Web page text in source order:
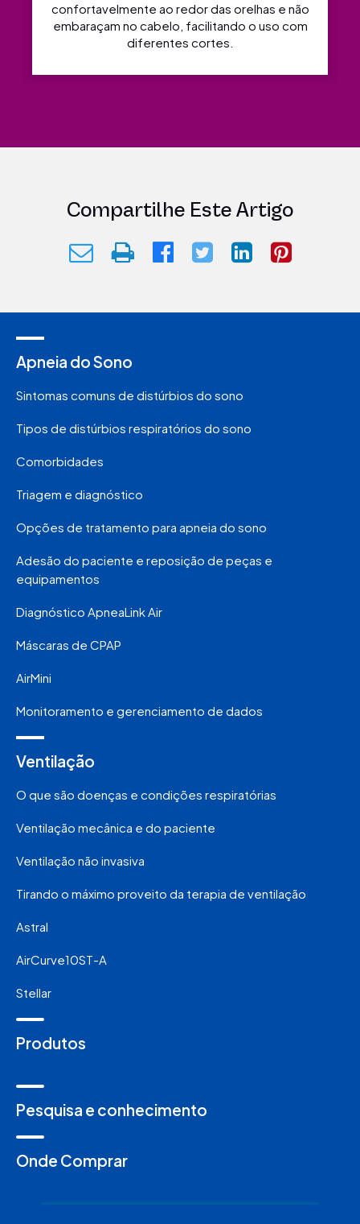
confortavelmente ao redor das orelhas e não
embaraçam no cabelo, facilitando o uso com
diferentes cortes.
Compartilhe Este Artigo
Apneia do Sono
Sintomas comuns de distúrbios do sono
Tipos de distúrbios respiratórios do sono
Comorbidades
Triagem e diagnóstico
Opções de tratamento para apneia do sono
Adesão do paciente e reposição de peças e
equipamentos
Diagnóstico ApneaLink Air
Máscaras de CPAP
AirMini
Monitoramento e gerenciamento de dados
Ventilação
O que são doenças e condições respiratórias
Ventilação mecânica e do paciente
Ventilação não invasiva
Tirando o máximo proveito da terapia de ventilação
Astral
AirCurve10ST-A
Stellar
Produtos
Pesquisa e conhecimento
Onde Comprar